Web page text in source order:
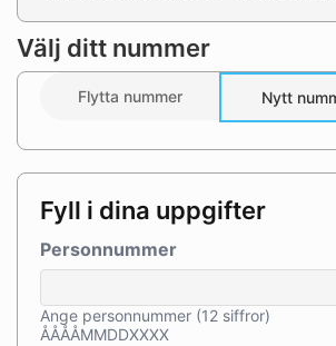
Välj ditt nummer
Flytta nummer Nytt
Fyll i dina uppgifter
Personnummer
Ange personnummer (12 siffror)
ÅÅÅÅMMDDXXXX